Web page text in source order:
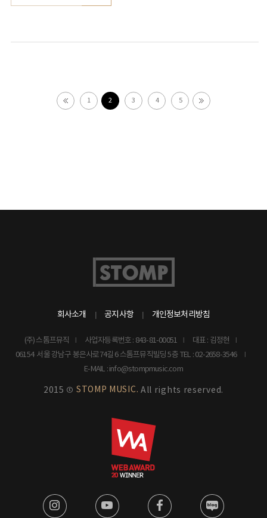
1 2 3 4 5
회사소개 공지사항 개인정보처리방침
(주) 스톰프뮤직 사업자등록번호 : 843-81-00051
대표 : 김정현
06154 서울 강남구 봉은사로74길 6 스톰프뮤직빌딩 5층 TEL : 02-2658-3546
E-MAIL : info@stompmusic.com
2015 © STOMP MUSIC. All rights reserved.